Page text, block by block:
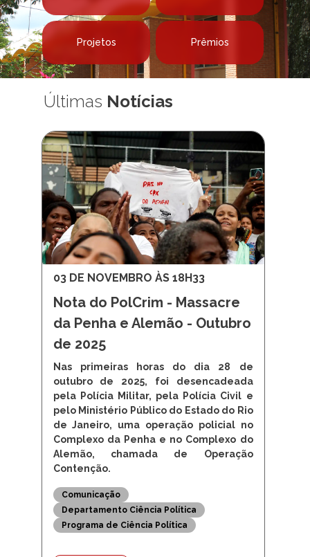
Projetos Prêmios
Últimas Notícias
03 DE NOVEMBRO ÀS 18H33
Nota do PolCrim - Massacre
da Penha e Alemão - Outubro
de 2025
Nas primeiras horas do dia 28 de
outubro de 2025, foi desencadeada
pela Polícia Militar, pela Polícia Civil e
pelo Ministério Público do Estado do Rio
de Janeiro, uma operação policial no
Complexo da Penha e no Complexo do
Alemão, chamada de Operação
Contenção.
Comunicação
Departamento Ciência Política
Programa de Ciência Política